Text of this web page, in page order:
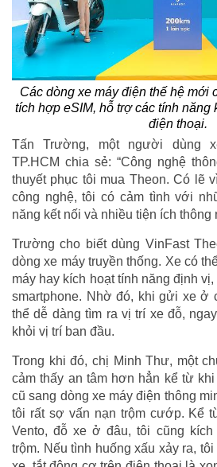
Các dòng xe máy điện thế hệ mới
tích hợp eSIM, hỗ trợ các tính năng
điện thoại.
Tấn Trường, một người dùng
TP.HCM chia sẻ: “Công nghệ
thuyết phục tôi mua Theon. Có lẽ
công nghệ, tôi có cảm tình với
năng kết nối và nhiều tiện ích thông
Trường cho biết dùng VinFast
dòng xe máy truyền thống. Xe có
máy hay kích hoạt tính năng định
smartphone. Nhờ đó, khi gửi xe ở
thể dễ dàng tìm ra vị trí xe đỗ,
khỏi vị trí ban đầu.
Trong khi đó, chị Minh Thư, một
cảm thấy an tâm hơn hẳn kể từ
cũ sang dòng xe máy điện thông
tôi rất sợ vấn nạn trộm cướp. Kể
Vento, đỗ xe ở đâu, tôi cũng kích
trộm. Nếu tình huống xấu xảy ra,